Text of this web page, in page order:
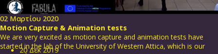
02 Μαρτίου 2020
Motion Capture & Animation tests
We are very excited as motion capture and animation tests have
started in the lab of the University of Western Attica, which is our
20 Δεκ 2019